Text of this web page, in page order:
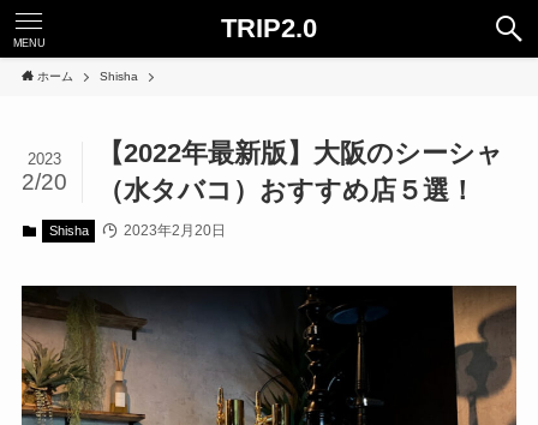
TRIP2.0
MENU
ホーム Shisha
【2022年最新版】大阪のシーシャ
（水タバコ）おすすめ店５選！
2023
2/20
Shisha 2023年2月20日